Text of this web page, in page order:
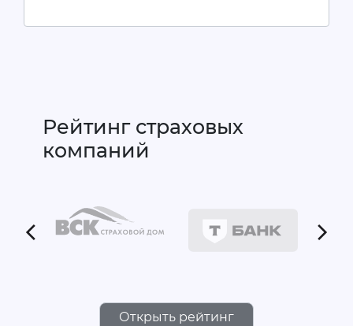
Рейтинг страховых
компаний
Открыть рейтинг